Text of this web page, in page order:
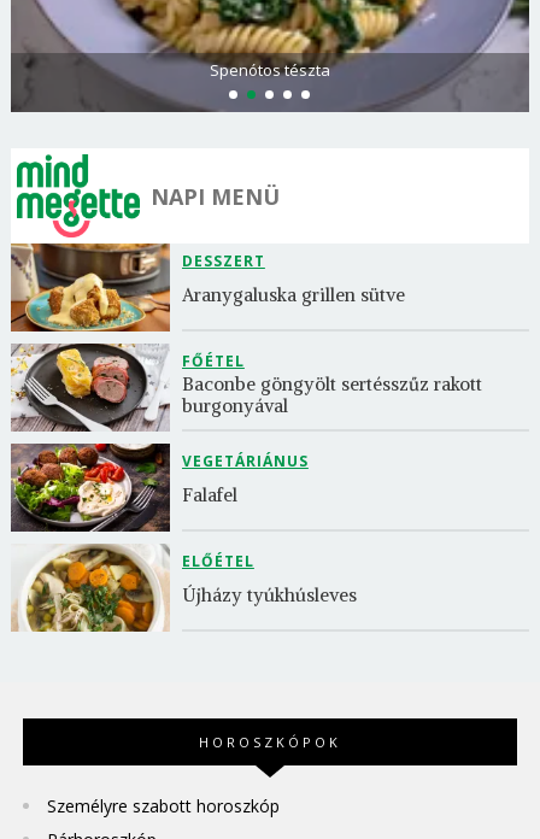
Olasz és görög paradicsomsaláta
NAPI MENÜ
DESSZERT
Aranygaluska grillen sütve
FŐÉTEL
Baconbe göngyölt sertésszűz rakott
burgonyával
VEGETÁRIÁNUS
Falafel
ELŐÉTEL
Újházy tyúkhúsleves
HOROSZKÓPOK
Személyre szabott horoszkóp